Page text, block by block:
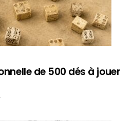
de 500 dés à jouer